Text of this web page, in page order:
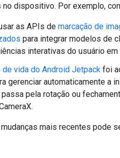
dispositivo. Por exemplo,
as APIs de marcação de
para integrar modelos de
interativas do usuário em
vida do Android Jetpack foi
gerenciar automaticamente a
pela rotação ou
mais recentes pode